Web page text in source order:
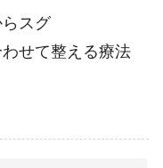
スグ
せて整える療法